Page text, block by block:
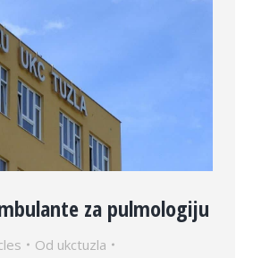
za pulmologiju
Od ukctuzla